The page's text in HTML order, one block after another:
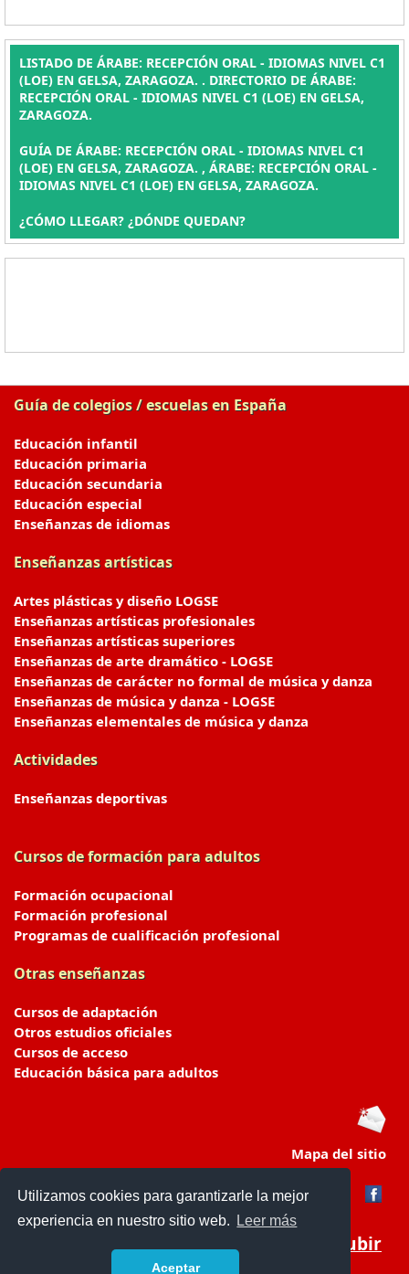
Utilizamos cookies para garantizarle la mejor
experiencia en nuestro sitio web.
Leer más
Aceptar
LISTADO DE ÁRABE: RECEPCIÓN ORAL - IDIOMAS NIVEL C1
(LOE) EN GELSA, ZARAGOZA. . DIRECTORIO DE ÁRABE:
RECEPCIÓN ORAL - IDIOMAS NIVEL C1 (LOE) EN GELSA,
ZARAGOZA.
GUÍA DE ÁRABE: RECEPCIÓN ORAL - IDIOMAS NIVEL C1
(LOE) EN GELSA, ZARAGOZA. , ÁRABE: RECEPCIÓN ORAL -
IDIOMAS NIVEL C1 (LOE) EN GELSA, ZARAGOZA.
¿CÓMO LLEGAR? ¿DÓNDE QUEDAN?
Guía de colegios / escuelas en España
Educación infantil
Educación primaria
Educación secundaria
Educación especial
Enseñanzas de idiomas
Enseñanzas artísticas
Artes plásticas y diseño LOGSE
Enseñanzas artísticas profesionales
Enseñanzas artísticas superiores
Enseñanzas de arte dramático - LOGSE
Enseñanzas de carácter no formal de música y danza
Enseñanzas de música y danza - LOGSE
Enseñanzas elementales de música y danza
Actividades
Enseñanzas deportivas
Cursos de formación para adultos
Formación ocupacional
Formación profesional
Programas de cualificación profesional
Otras enseñanzas
Cursos de adaptación
Otros estudios oficiales
Cursos de acceso
Educación básica para adultos
Mapa del sitio
Subir